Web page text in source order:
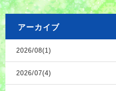
アーカイブ
2026/08(1)
2026/07(4)